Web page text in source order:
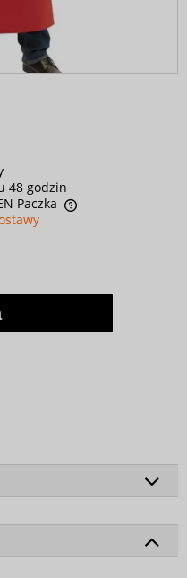
48 godzin
Paczka